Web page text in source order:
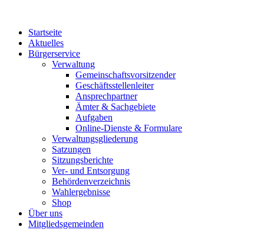
Startseite
Aktuelles
Bürgerservice
Verwaltung
Gemeinschaftsvorsitzender
Geschäftsstellenleiter
Ansprechpartner
Ämter & Sachgebiete
Aufgaben
Online-Dienste & Formulare
Verwaltungsgliederung
Satzungen
Sitzungsberichte
Ver- und Entsorgung
Behördenverzeichnis
Wahlergebnisse
Shop
Über uns
Mitgliedsgemeinden